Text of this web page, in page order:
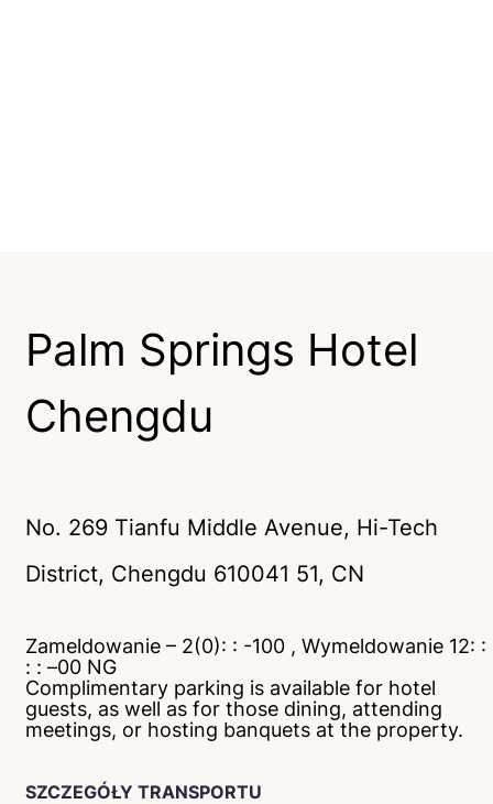
Palm Springs Hotel
Chengdu
No. 269 Tianfu Middle Avenue, Hi-Tech
District, Chengdu 610041 51, CN
Zameldowanie – 2(0): : -100 , Wymeldowanie 12: :
: : –00 NG
Complimentary parking is available for hotel
guests, as well as for those dining, attending
meetings, or hosting banquets at the property.
SZCZEGÓŁY TRANSPORTU